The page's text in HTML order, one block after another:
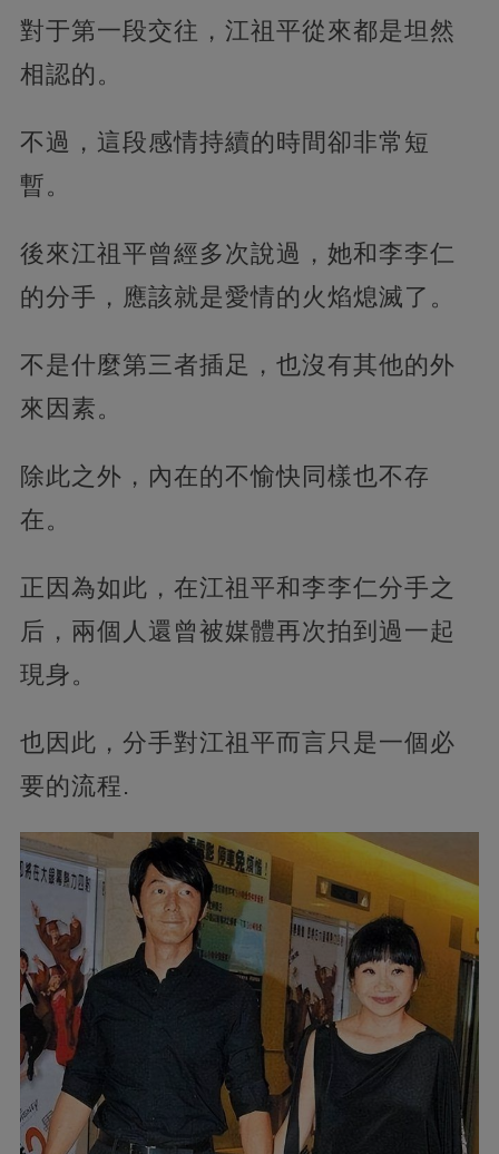
對于第一段交往，江祖平從來都是坦然
相認的。
不過，這段感情持續的時間卻非常短
暫。
後來江祖平曾經多次說過，她和李李仁
的分手，應該就是愛情的火焰熄滅了。
不是什麼第三者插足，也沒有其他的外
來因素。
除此之外，內在的不愉快同樣也不存
在。
正因為如此，在江祖平和李李仁分手之
后，兩個人還曾被媒體再次拍到過一起
現身。
也因此，分手對江祖平而言只是一個必
要的流程.